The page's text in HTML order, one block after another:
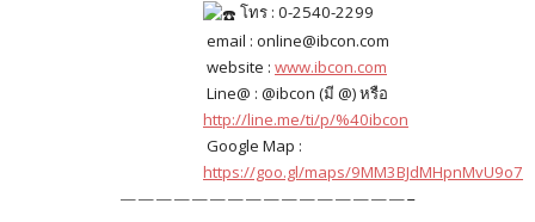
โทร : 0-2540-2299
email : online@ibcon.com
website : www.ibcon.com
Line@ : @ibcon (มี @) หรือ
http://line.me/ti/p/%40ibcon
Google Map :
https://goo.gl/maps/9MM3BJdMHpnMvU9o7
————————————————-